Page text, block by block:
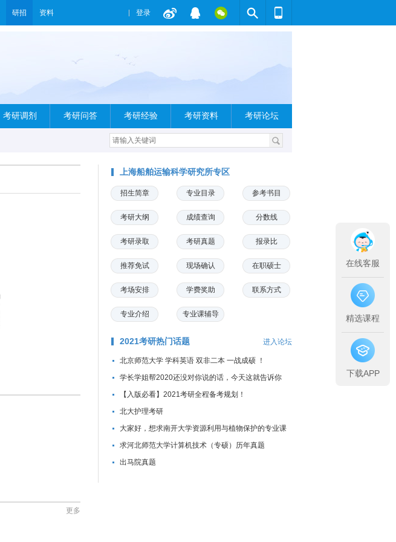
研招 资料 登录
考研调剂 考研问答 考研经验 考研资料 考研论坛
更多
上海船舶运输科学研究所专区
招生简章 专业目录 参考书目
考研大纲 成绩查询 分数线
考研录取 考研真题 报录比
推荐免试 现场确认 在职硕士
考场安排 学费奖助 联系方式
专业介绍 专业课辅导
2021考研热门话题 进入论坛
北京师范大学 学科英语 双非二本 一战成硕 ！
学长学姐帮2020还没对你说的话，今天这就告诉你
【入版必看】2021考研全程备考规划！
北大护理考研
大家好，想求南开大学资源利用与植物保护的专业课
资料...
求河北师范大学计算机技术（专硕）历年真题
出马院真题
在线客服
精选课程
下载APP